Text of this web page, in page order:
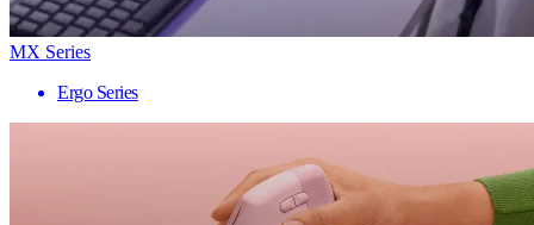
MX Series
Ergo Series